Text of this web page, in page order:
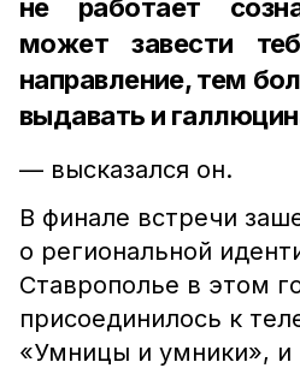
не работает
может завести
направление, тем
выдавать и
— высказался он.
В финале встречи
о региональной
Ставрополье в этом
присоединилось к
«Умницы и умники», и